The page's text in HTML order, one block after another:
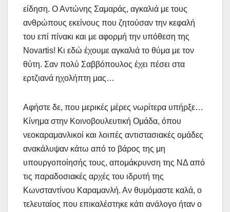
είδηση. Ο Αντώνης Σαμαράς, αγκαλιά με τους
ανθρώπους εκείνους που ζητούσαν την κεφαλή
του επί πίνακι και με αφορμή την υπόθεση της
Novartis! Κι εδώ έχουμε αγκαλιά το θύμα με τον
θύτη. Σαν πολύ Σαββόπουλος έχει πέσει στα
ερτζιανά ηχολήπτη μας…
Αφήστε δε, που μερικές μέρες νωρίτερα υπήρξε…
Κίνημα στην Κοινοβουλευτική Ομάδα, όπου
νεοκαραμανλικοί και λοιπές αντιστασιακές ομάδες
ανακάλυψαν κάτω από το βάρος της μη
υπουργοποίησής τους, απομάκρυνση της ΝΔ από
τις παραδοσιακές αρχές του ιδρυτή της
Κωνσταντίνου Καραμανλή. Αν θυμόμαστε καλά, ο
τελευταίος που επικαλέστηκε κάτι ανάλογο ήταν ο